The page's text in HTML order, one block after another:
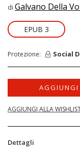
di Galvano Della
EPUB 3
Protezione: Social
AGGIUNGI
AGGIUNGI ALLA
Dettagli